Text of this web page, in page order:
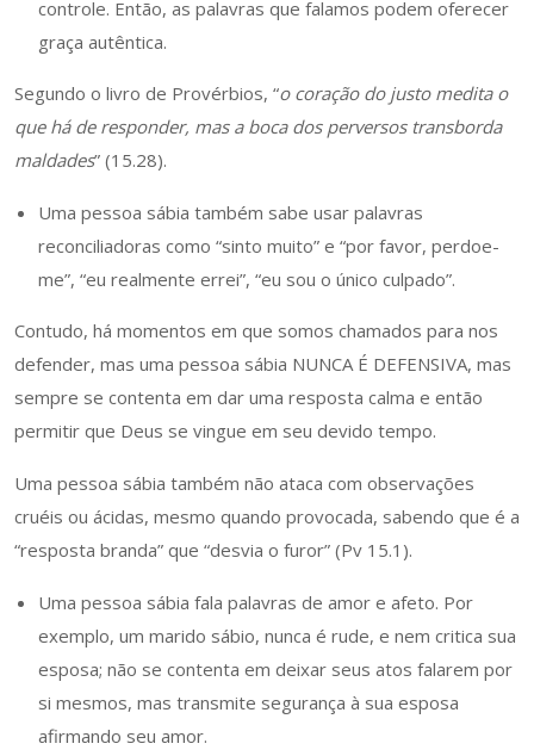
controle. Então, as palavras que falamos podem oferecer
graça autêntica.
Segundo o livro de Provérbios, “o coração do justo medita o
que há de responder, mas a boca dos perversos transborda
maldades” (15.28).
Uma pessoa sábia também sabe usar palavras
reconciliadoras como “sinto muito” e “por favor, perdoe-
me”, “eu realmente errei”, “eu sou o único culpado”.
Contudo, há momentos em que somos chamados para nos
defender, mas uma pessoa sábia NUNCA É DEFENSIVA, mas
sempre se contenta em dar uma resposta calma e então
permitir que Deus se vingue em seu devido tempo.
Uma pessoa sábia também não ataca com observações
cruéis ou ácidas, mesmo quando provocada, sabendo que é a
“resposta branda” que “desvia o furor” (Pv 15.1).
Uma pessoa sábia fala palavras de amor e afeto. Por
exemplo, um marido sábio, nunca é rude, e nem critica sua
esposa; não se contenta em deixar seus atos falarem por
si mesmos, mas transmite segurança à sua esposa
afirmando seu amor.